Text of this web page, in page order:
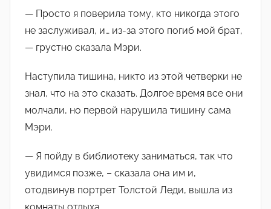
— Просто я поверила тому, кто никогда этого
не заслуживал, и… из-за этого погиб мой брат,
— грустно сказала Мэри.
Наступила тишина, никто из этой четверки не
знал, что на это сказать. Долгое время все они
молчали, но первой нарушила тишину сама
Мэри.
— Я пойду в библиотеку заниматься, так что
увидимся позже, – сказала она им и,
отодвинув портрет Толстой Леди, вышла из
комнаты отдыха.